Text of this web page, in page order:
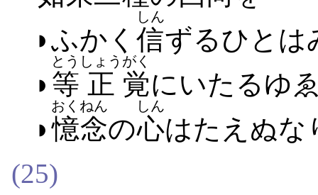
◗ふかく 信
しん
ずる​ひと​は​
◗ 等
とう
正
しょう
覚
がく
に​いたる​ゆ
◗憶念
おくねん
の心
しん
は​たえ​ぬ​な
(25)